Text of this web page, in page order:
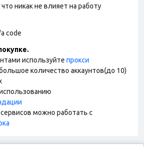
никак не влияет на работу
code
используйте прокси
количество аккаунтов(до 10)
можно работать с